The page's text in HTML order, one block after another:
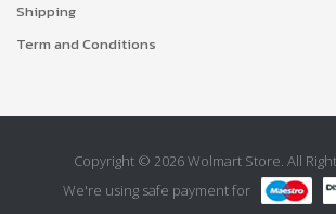
Shipping
Term and Conditions
Copyright © 2026 Wolmart Store. All
We're using safe payment for